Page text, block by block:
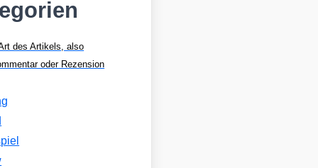
des Artikels, also
oder Rezension